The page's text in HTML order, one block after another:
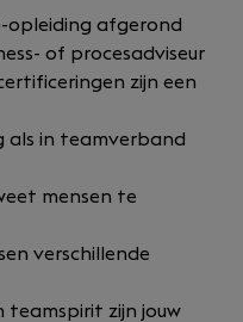
opleiding afgerond
of procesadviseur
zijn een
als in teamverband
mensen te
verschillende
teamspirit zijn jouw